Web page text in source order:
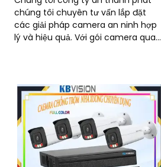
chúng tôi chuyên tư vấn lắp đặt
các giải pháp camera an ninh hợp
lý và hiệu quả. Với gói camera quan